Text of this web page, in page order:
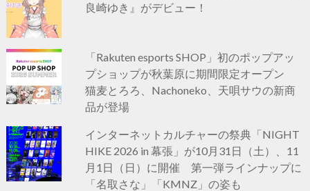
良崎ゆき』がデビュー！
「Rakuten esports SHOP」初のポップアッ
プショップが秋葉原に期間限定オープン
猫麦とろろ、Nachoneko、天唄サウの新商
品が登場
インターネットカルチャーの祭典「NIGHT
HIKE 2026 in 幕張」が10月31日（土）、11
月1日（日）に開催 第一弾ラインナップに
「名取さな」「KMNZ」の姿も